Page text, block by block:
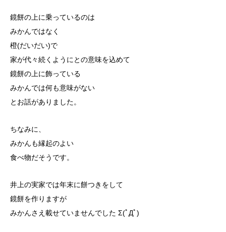
鏡餅の上に乗っているのは
みかんではなく
橙(だいだい)で
家が代々続くようにとの意味を込めて
鏡餅の上に飾っている
みかんでは何も意味がない
とお話がありました。
ちなみに、
みかんも縁起のよい
食べ物だそうです。
井上の実家では年末に餅つきをして
鏡餅を作りますが
みかんさえ載せていませんでした Σ(ﾟДﾟ)